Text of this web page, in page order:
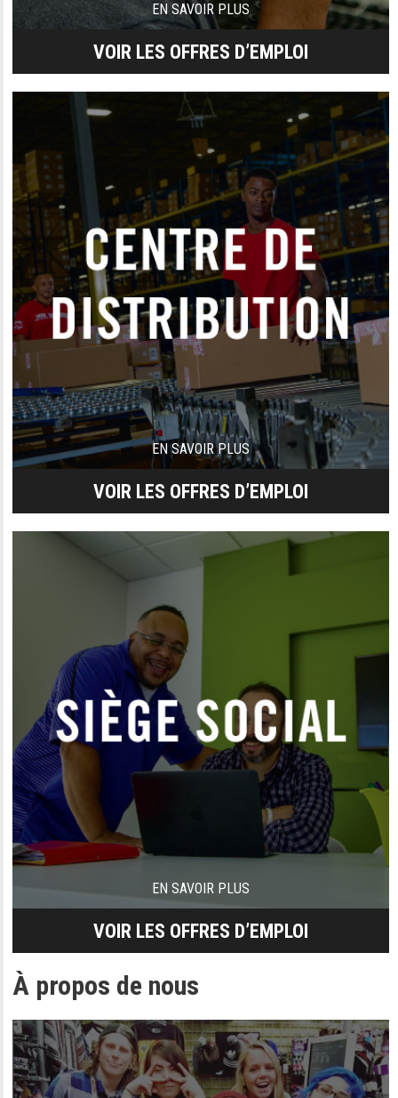
EN SAVOIR PLUS
VOIR LES OFFRES D’EMPLOI
EN SAVOIR PLUS
VOIR LES OFFRES D’EMPLOI
EN SAVOIR PLUS
VOIR LES OFFRES D’EMPLOI
À propos de nous